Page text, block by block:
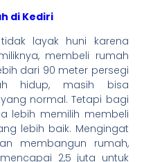
di Kediri
layak huni karena
membeli rumah
dari 90 meter persegi
hidup, masih bisa
normal. Tetapi bagi
lebih memilih membeli
lebih baik. Mengingat
membangun rumah,
2,5 juta untuk